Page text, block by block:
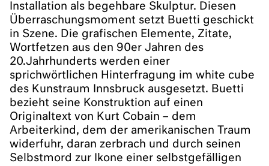
Installation als begehbare Skulptur. Diesen
Überraschungsmoment setzt Buetti geschickt
in Szene. Die grafischen Elemente, Zitate,
Wortfetzen aus den 90er Jahren des
20.Jahrhunderts werden einer
sprichwörtlichen Hinterfragung im white cube
des Kunstraum Innsbruck ausgesetzt. Buetti
bezieht seine Konstruktion auf einen
Originaltext von Kurt Cobain – dem
Arbeiterkind, dem der amerikanischen Traum
widerfuhr, daran zerbrach und durch seinen
Selbstmord zur Ikone einer selbstgefälligen